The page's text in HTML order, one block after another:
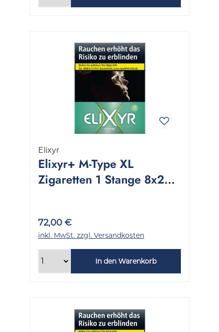
Elixyr
Elixyr+ M-Type XL
Zigaretten 1 Stange 8x24
72,00 €
inkl. MwSt. zzgl. Versandkosten
In den Warenkorb